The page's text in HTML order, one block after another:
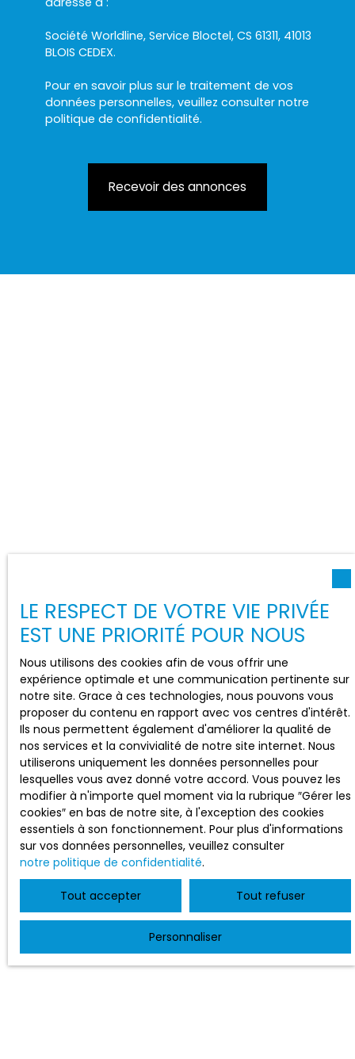
Société Worldline, Service Bloctel, CS 61311, 41013
BLOIS CEDEX.
Pour en savoir plus sur le traitement de vos
données personnelles, veuillez consulter notre
politique de confidentialité.
Recevoir des annonces
LE RESPECT DE VOTRE VIE PRIVÉE
EST UNE PRIORITÉ POUR NOUS
Nous utilisons des cookies afin de vous offrir une
expérience optimale et une communication pertinente sur
notre site. Grace à ces technologies, nous pouvons vous
proposer du contenu en rapport avec vos centres d'intérêt.
Ils nous permettent également d'améliorer la qualité de
nos services et la convivialité de notre site internet. Nous
utiliserons uniquement les données personnelles pour
lesquelles vous avez donné votre accord. Vous pouvez les
modifier à n'importe quel moment via la rubrique ″Gérer les
cookies″ en bas de notre site, à l'exception des cookies
essentiels à son fonctionnement. Pour plus d'informations
sur vos données personnelles, veuillez consulter
notre politique de confidentialité.
Tout accepter Tout refuser
Personnaliser